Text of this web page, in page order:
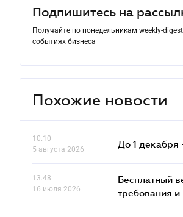
Подпишитесь на
Получайте по понедельникам weekly-
событиях бизнеса
Похожие новости
10.10
5 августа 2026
До 1 декабря
13.48
16 июля 2026
Бесплатный
требования и